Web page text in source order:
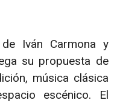
Iván Carmona y
su propuesta de
música clásica
escénico. El